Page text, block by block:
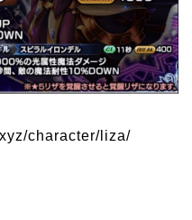
character/liza/